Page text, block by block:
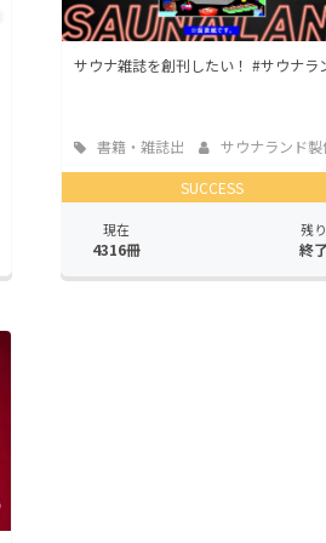
サウナ雑誌を創刊したい！ #サウナラ
書籍・雑誌出
サウナランド製作委
SUCCESS
現在
4316冊
残り
終了